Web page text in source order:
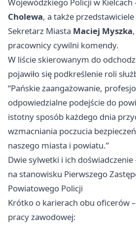
Cholewa, a także
Sekretarz Miasta Maciej Myszka
pracownicy cywilni komendy.
W liście skierowanym do
pojawiło się podkreślenie roli
“Pańskie zaangażowanie,
odpowiedzialne podejście do
istotny sposób każdego dnia
wzmacniania poczucia
naszego miasta i powiatu.”
Dwie sylwetki i ich doświadczenie
na stanowisku Pierwszego
Powiatowego Policji
Krótko o karierach obu oficerów
pracy zawodowej: